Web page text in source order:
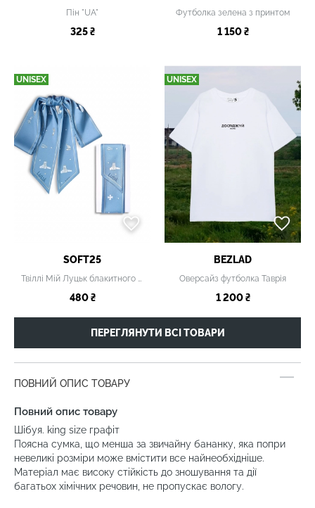
Пін "UA"
325 ₴
Футболка зелена з принтом
1 150 ₴
UNISEX
SOFT25
Твіллі Мій Луцьк блакитного кольору
480 ₴
UNISEX
BEZLAD
Оверсайз футболка Таврія
1 200 ₴
ПЕРЕГЛЯНУТИ ВСІ ТОВАРИ
ПОВНИЙ ОПИС ТОВАРУ
Повний опис товару
Шібуя. king size графіт
Поясна сумка, що менша за звичайну бананку, яка попри
невеликі розміри може вмістити все найнеобхідніше.
Матеріал має високу стійкість до зношування та дії
багатьох хімічних речовин, не пропускає вологу.